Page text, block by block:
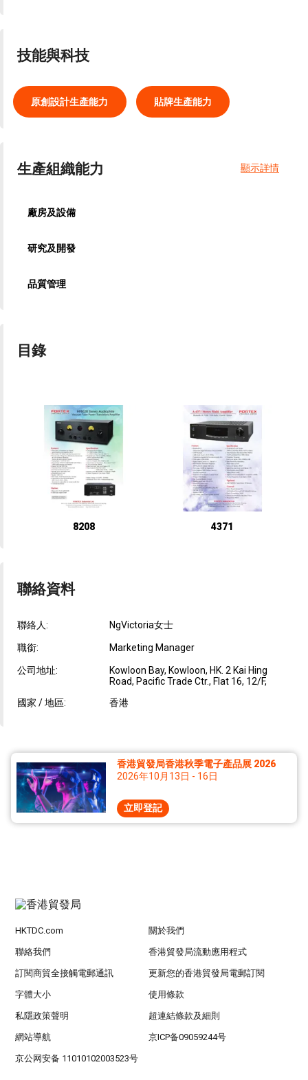
技能與科技
原創設計生產能力 貼牌生產能力
生產組織能力 顯示詳情
廠房及設備
研究及開發
品質管理
目錄
8208 4371
聯絡資料
聯絡人: NgVictoria女士
職銜: Marketing Manager
公司地址:
Kowloon Bay, Kowloon, HK. 2 Kai Hing
Road, Pacific Trade Ctr., Flat 16, 12/F,
國家 / 地區:
香港
香港貿發局香港秋季電子產品展 2026
2026年10月13日 - 16日
立即登記
HKTDC.com 關於我們
聯絡我們 香港貿發局流動應用程式
訂閱商貿全接觸電郵通訊 更新您的香港貿發局電郵訂閱
字體大小 使用條款
私隱政策聲明 超連結條款及細則
網站導航 京ICP备09059244号
京公网安备 11010102003523号